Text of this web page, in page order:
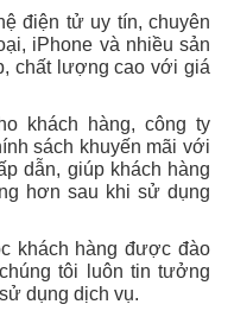
điện tử uy tín, chuyên
iPhone và nhiều sản
chất lượng cao với giá
khách hàng, công ty
sách khuyến mãi với
dẫn, giúp khách hàng
hơn sau khi sử dụng
khách hàng được đào
tôi luôn tin tưởng
dụng dịch vụ.